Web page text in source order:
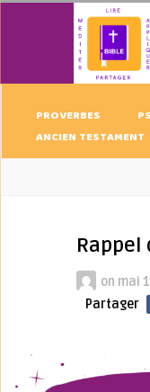
PROVERBES
ANCIEN TESTAMENT
Rappel
on mai
Partager